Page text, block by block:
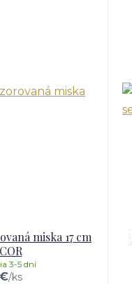
miska 17 cm
/ks
3-5 dní